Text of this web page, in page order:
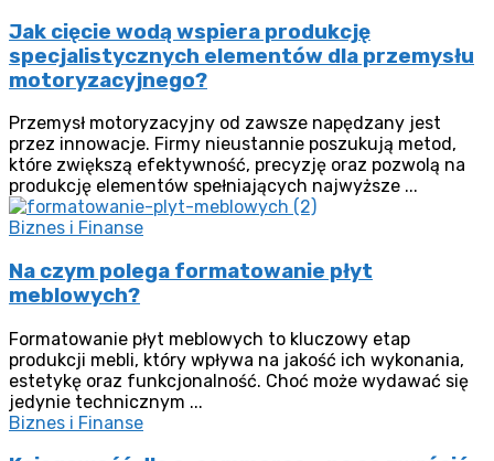
Jak cięcie wodą wspiera produkcję
specjalistycznych elementów dla przemysłu
motoryzacyjnego?
Przemysł motoryzacyjny od zawsze napędzany jest
przez innowacje. Firmy nieustannie poszukują metod,
które zwiększą efektywność, precyzję oraz pozwolą na
produkcję elementów spełniających najwyższe ...
Biznes i Finanse
Na czym polega formatowanie płyt
meblowych?
Formatowanie płyt meblowych to kluczowy etap
produkcji mebli, który wpływa na jakość ich wykonania,
estetykę oraz funkcjonalność. Choć może wydawać się
jedynie technicznym ...
Biznes i Finanse